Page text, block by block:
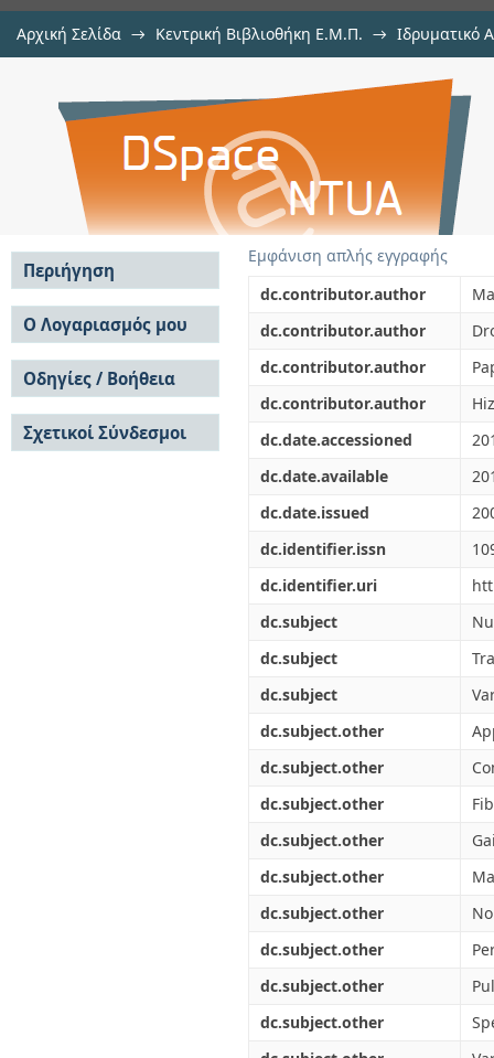
Αρχική Σελίδα → Κεντρική Βιβλιοθήκη Ε.Μ.Π. → Ιδρυματικό
Propagation of Pereira-Stenflo
Perturbed variational approach
Εμφάνιση απλής εγγραφής
dc.contributor.author
dc.contributor.author
dc.contributor.author
dc.contributor.author
dc.date.accessioned
dc.date.available
dc.date.issued
dc.identifier.issn
dc.identifier.uri
dc.subject
dc.subject
dc.subject
dc.subject.other
dc.subject.other
dc.subject.other
dc.subject.other
dc.subject.other
dc.subject.other
dc.subject.other
dc.subject.other
dc.subject.other
Περιήγηση
Σε όλο το DSpace
Κοινότητες & Συλλογές
Ανά Ημερομηνία
Έκδοσης
Συγγραφείς
Τίτλοι
Θέματα
Ο Λογαριασμός μου
Σύνδεση
Εγγραφή
Οδηγίες / Βοήθεια
Οδηγίες Υποβολής
Οδηγίες Χρήσης ΙΑ
Συχνές Ερωτήσεις
Σχετικοί Σύνδεσμοι